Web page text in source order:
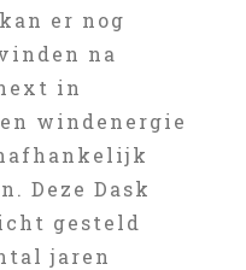
er nog
na
in
windenergie
Deze Dask
gesteld
jaren